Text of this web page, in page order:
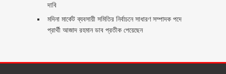
দাবি
মদিনা মার্কেট ব্যবসায়ী সমিতির নির্বাচনে সাধারণ সম্পাদক পদে
প্রার্থী আজাদ রহমান ডাব প্রতীক পেয়েছেন ‎